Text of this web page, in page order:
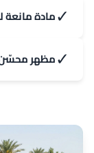
✓مادة مانعة
✓مظهر